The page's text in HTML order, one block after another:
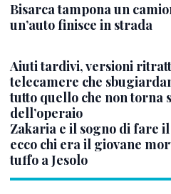
Bisarca tampona un
un’auto finisce in strada
Aiuti tardivi, versioni
telecamere che
tutto quello che non torna
dell’operaio
Zakaria e il sogno di fare
ecco chi era il giovane
tuffo a Jesolo